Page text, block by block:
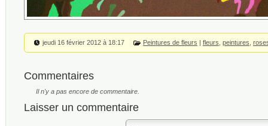
jeudi 16 février 2012 à 18:17 Peintures de fleurs fleurs peintures
Commentaires
Il n'y a pas encore de commentaire.
Laisser un commentaire